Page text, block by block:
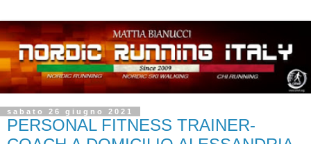
sabato 26 giugno 2021
PERSONAL FITNESS TRAINER-